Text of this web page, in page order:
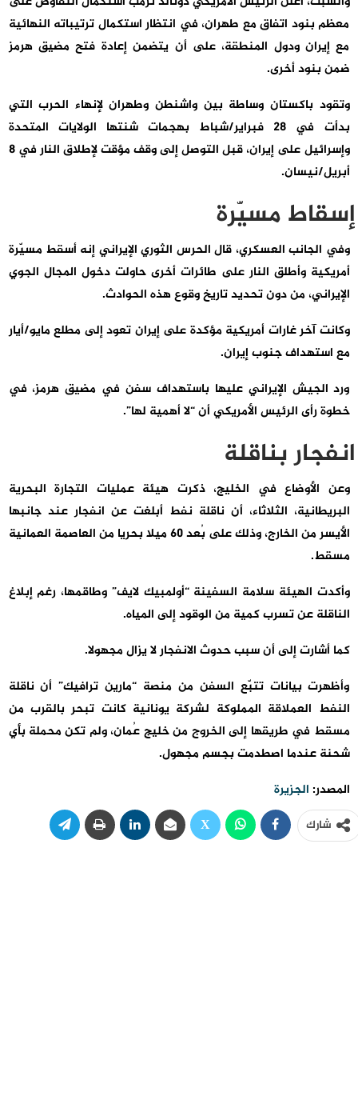
معظم بنود اتفاق مع طهران، في انتظار استكمال ترتيباته النهائية
مع إيران ودول المنطقة، على أن يتضمن إعادة فتح مضيق هرمز
ضمن بنود أخرى.
وتقود باكستان وساطة بين واشنطن وطهران لإنهاء الحرب التي
بدأت في 28 فبراير/شباط بهجمات شنتها الولايات المتحدة
وإسرائيل على إيران، قبل التوصل إلى وقف مؤقت لإطلاق النار في 8
أبريل/نيسان.
إسقاط مسيّرة
وفي الجانب العسكري، قال الحرس الثوري الإيراني إنه أسقط مسيّرة
أمريكية وأطلق النار على طائرات أخرى حاولت دخول المجال الجوي
الإيراني، من دون تحديد تاريخ وقوع هذه الحوادث.
وكانت آخر غارات أمريكية مؤكدة على إيران تعود إلى مطلع مايو/أيار
مع استهداف جنوب إيران.
ورد الجيش الإيراني عليها باستهداف سفن في مضيق هرمز، في
خطوة رأى الرئيس الأمريكي أن “لا أهمية لها”.
انفجار بناقلة
وعن الأوضاع في الخليج، ذكرت هيئة عمليات التجارة البحرية
البريطانية، الثلاثاء، أن ناقلة نفط أبلغت ⁠⁠عن انفجار عند جانبها
الأيسر من الخارج، وذلك على بُعد 60 ميلا بحريا من العاصمة العمانية
⁠⁠مسقط.
وأكدت الهيئة سلامة السفينة “أولمبيك لايف” وطاقمها، رغم إبلاغ
الناقلة عن تسرب كمية من الوقود إلى المياه.
كما أشارت إلى أن سبب حدوث الانفجار ‌‌لا يزال مجهولا.
وأظهرت بيانات تتبّع السفن من منصة “مارين ترافيك” أن ناقلة
النفط العملاقة المملوكة لشركة يونانية كانت تبحر بالقرب من
مسقط في طريقها إلى الخروج من خليج عُمان، ولم تكن محملة بأي
شحنة عندما اصطدمت بجسم مجهول.
المصدر: الجزيرة
شارك